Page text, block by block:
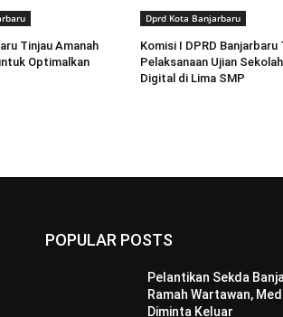
Tinjau Amanah
Optimalkan
Dprd Kota Banjarbaru
Komisi I DPRD Banjarbaru
Pelaksanaan Ujian
Digital di Lima SMP
POPULAR POSTS
Pelantikan Sekda
Ramah Wartawan,
Diminta Keluar